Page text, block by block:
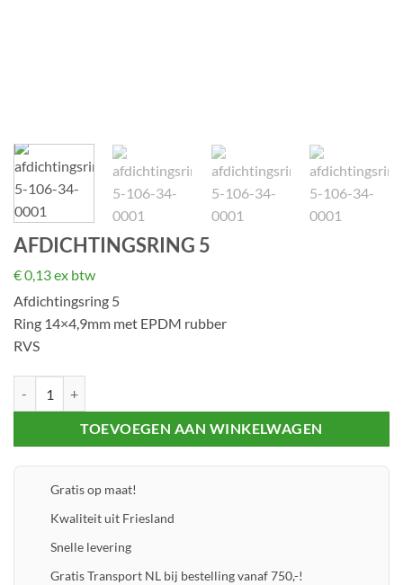
AFDICHTINGSRING 5
€0,13ex btw
Afdichtingsring 5
Ring 14×4,9mm met EPDM rubber
RVS
TOEVOEGEN AAN WINKELWAGEN
Gratis op maat!
Kwaliteit uit Friesland
Snelle levering
Gratis Transport NL bij bestelling vanaf 750,-!